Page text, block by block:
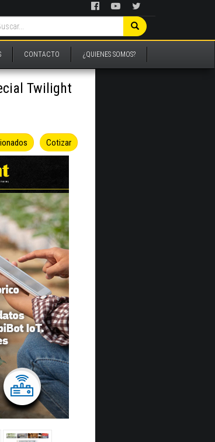
CONTACTO ¿QUIENES SOMOS?
Twilight
Cotizar